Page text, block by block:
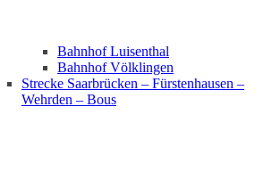
Bahnhof Luisenthal
Bahnhof Völklingen
Strecke Saarbrücken – Fürstenhausen –
Wehrden – Bous